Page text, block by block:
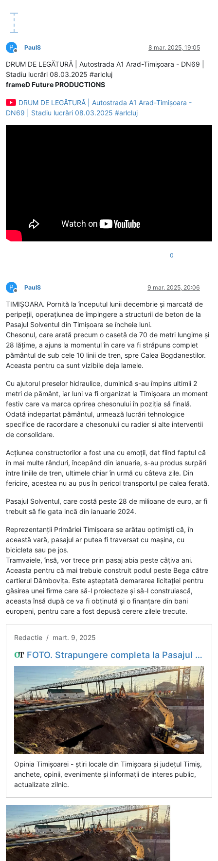
P
Deconectat
PaulS 8 mar. 2025, 19:05
DRUM DE LEGĂTURĂ | Autostrada A1 Arad-Timișoara - DN69 |
Stadiu lucrări 08.03.2025 #arlcluj
frameD Future PRODUCTIONS
DRUM DE LEGĂTURĂ | Autostrada A1 Arad-Timișoara -
DN69 | Stadiu lucrări 08.03.2025 #arlcluj
0
P
Deconectat
PaulS 9 mar. 2025, 20:06
TIMIȘOARA. Pornită la începutul lunii decembrie și marcată de
peripeții, operațiunea de împingere a structurii de beton de la
Pasajul Solventul din Timișoara se încheie luni.
Chesonul, care arată precum o casetă de 70 de metri lungime și
28 lățime, a ajuns la momentul în care va fi străpuns complet
pământul de sub cele 10 linii de tren, spre Calea Bogdanestilor.
Aceasta pentru ca sunt vizibile deja lamele.
Cu ajutorul preselor hidraulice, duminică s-au împins ultimii 2
metri de pământ, iar luni va fi organizat la Timișoara un moment
festiv care va marca oprirea chesonului în poziția să finală.
Odată indepartat pământul, urmează lucrări tehnologice
specifice de racordare a chesonului cu radier si alte interventii
de consolidare.
Acțiunea constructorilor a fost una cu emoții, dat fiind faptul că
în mai multe rânduri, începând din ianuarie, s-au produs surpări
între liniile de tren, ultimele chiar în urmă cu câteva zile. Din
fericire, acestea nu au pus în pericol transportul pe calea ferată.
Pasajul Solventul, care costă peste 28 de milioane de euro, ar fi
trebuit să fie gata incă din ianuarie 2024.
Reprezentanții Primăriei Timișoara se arătau optimiști că, în
această vară, pasajul ar putea fi traversat cu mașina, cu
bicicleta sau pe jos.
Tramvaiele, însă, vor trece prin pasaj abia peste câțiva ani.
Aceasta pentru că mai trebuie construit podul peste Bega către
cartierul Dâmbovița. Este așteptată demararea licitației pentru
găsirea unei firme care să-l proiecteze și să-l construiască,
aceasta însă după ce va fi obținută și o finanțare din bani
europeni, pentru care a fost depusă cerere zilele trecute.
Redactie / mart. 9, 2025
FOTO. Strapungere completa la Pasajul Solventul din Timisoara. Chesonul, impins pe ultimii 2 metri, va fi luni in pozitia finala | OpiniaTimisoarei.ro
Opinia Timișoarei - știri locale din Timișoara și județul Timiș,
anchete, opinii, evenimente și informații de interes public,
actualizate zilnic.